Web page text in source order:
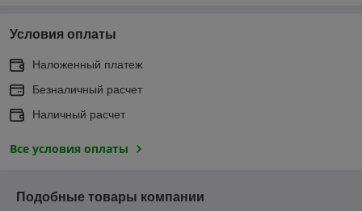
Условия оплаты
Наложенный платеж
Безналичный расчет
Наличный расчет
Все условия оплаты
Подобные товары компании